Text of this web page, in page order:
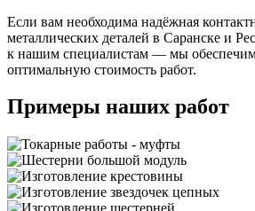
Если вам необходима надёжная
металлических деталей в Саранске и
к нашим специалистам — мы обеспечим
оптимальную стоимость работ.
Примеры наших работ